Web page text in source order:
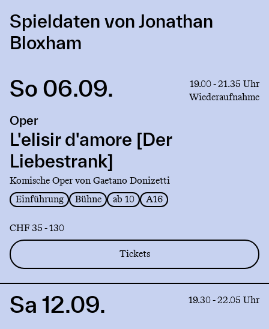
Spieldaten von Jonathan
Bloxham
Link
L'elisir
d'amore
[Der
Liebestrank]
So 06.09.
19.00 - 21.35 Uhr
Wiederaufnahme
Oper
L'elisir d'amore [Der
Liebestrank]
Komische Oper von Gaetano Donizetti
Einführung
Bühne ab 10 A16
CHF 35 - 130
Tickets
LinkSa 12.09. 19.30 - 22.05 Uhr